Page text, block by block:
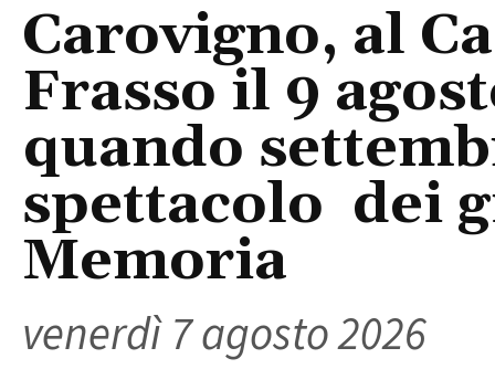
Carovigno, al
Frasso il 9
quando
spettacolo dei
Memoria
venerdì 7 agosto 2026